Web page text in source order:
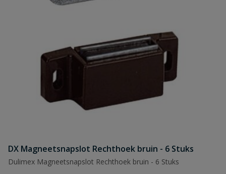
DX Magneetsnapslot Rechthoek bruin - 6 Stuks
Dulimex Magneetsnapslot Rechthoek bruin - 6 Stuks